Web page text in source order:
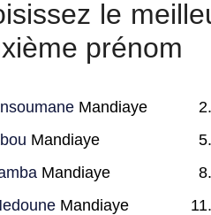
le
prénom
Mandiaye
Mandiaye
Mandiaye
Mandiaye